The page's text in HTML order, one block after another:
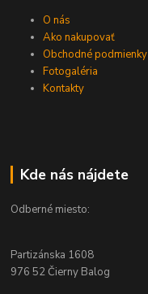
O nás
Ako nakupovať
Obchodné podmienky
Fotogaléria
Kontakty
Kde nás nájdete
Odberné miesto:
Partizánska 1608
976 52 Čierny Balog